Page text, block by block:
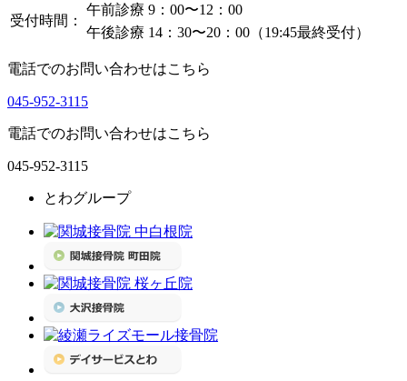
受付時間：
午前診療 9：00〜12：00
午後診療 14：30〜20：00（19:45最終受付）
電話でのお問い合わせはこちら
045-952-3115
電話でのお問い合わせはこちら
045-952-3115
とわグループ